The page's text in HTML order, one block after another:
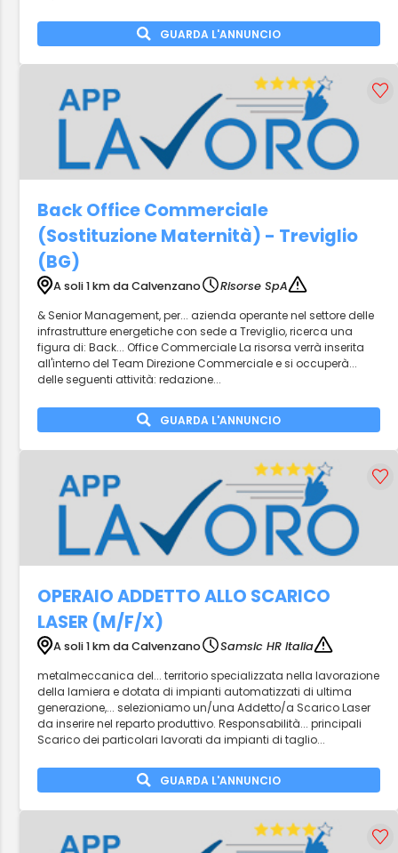
GUARDA L'ANNUNCIO
Back Office Commerciale
(Sostituzione Maternità) - Treviglio
(BG)
A soli 1 km da Calvenzano
Risorse SpA
& Senior Management, per... azienda operante nel settore delle
infrastrutture energetiche con sede a Treviglio, ricerca una
figura di: Back... Office Commerciale La risorsa verrà inserita
all'interno del Team Direzione Commerciale e si occuperà...
delle seguenti attività: redazione...
GUARDA L'ANNUNCIO
OPERAIO ADDETTO ALLO SCARICO
LASER (M/F/X)
A soli 1 km da Calvenzano
Samsic HR Italia
metalmeccanica del... territorio specializzata nella lavorazione
della lamiera e dotata di impianti automatizzati di ultima
generazione,... selezioniamo un/una Addetto/a Scarico Laser
da inserire nel reparto produttivo. Responsabilità... principali
Scarico dei particolari lavorati da impianti di taglio...
GUARDA L'ANNUNCIO